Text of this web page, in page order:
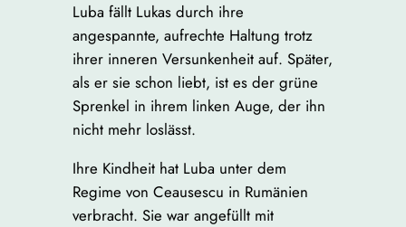
Luba fällt Lukas durch ihre
angespannte, aufrechte Haltung trotz
ihrer inneren Versunkenheit auf. Später,
als er sie schon liebt, ist es der grüne
Sprenkel in ihrem linken Auge, der ihn
nicht mehr loslässt.
Ihre Kindheit hat Luba unter dem
Regime von Ceausescu in Rumänien
verbracht. Sie war angefüllt mit